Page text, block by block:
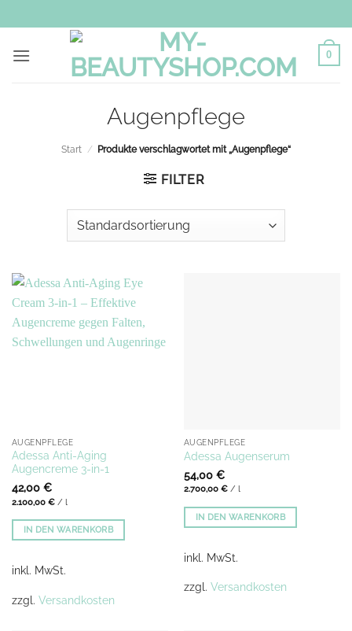
Inhalt
springen
0
Augenpflege
Start / Produkte verschlagwortet mit „Augenpflege“
FILTER
AUGENPFLEGE
Adessa Anti-Aging
Augencreme 3-in-1
42,00 €
2.100,00 €/ l
IN DEN WARENKORB
inkl. MwSt.
zzgl. Versandkosten
AUGENPFLEGE
Adessa Augenserum
54,00 €
2.700,00 €/ l
IN DEN WARENKORB
inkl. MwSt.
zzgl. Versandkosten